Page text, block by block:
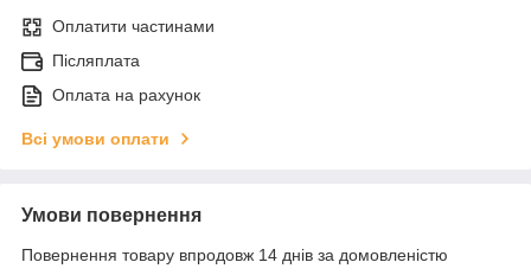
Оплатити частинами
Післяплата
Оплата на рахунок
Всі умови оплати
Умови повернення
Повернення товару впродовж 14 днів за домовленістю